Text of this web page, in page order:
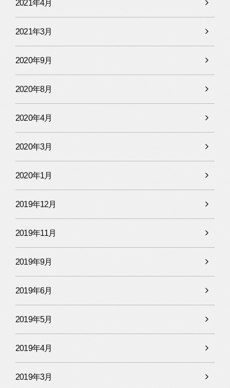
2021年4月
2021年3月
2020年9月
2020年8月
2020年4月
2020年3月
2020年1月
2019年12月
2019年11月
2019年9月
2019年6月
2019年5月
2019年4月
2019年3月